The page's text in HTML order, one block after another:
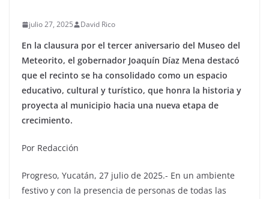
julio 27, 2025 David Rico
En la clausura por el tercer aniversario del Museo del
Meteorito, el gobernador Joaquín Díaz Mena destacó
que el recinto se ha consolidado como un espacio
educativo, cultural y turístico, que honra la historia y
proyecta al municipio hacia una nueva etapa de
crecimiento.
Por Redacción
Progreso, Yucatán, 27 julio de 2025.- En un ambiente
festivo y con la presencia de personas de todas las